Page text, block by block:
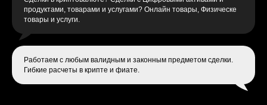
продуктами, товарами и услугами? Онлайн товары, Физическе
товары и услуги.
Работаем с любым валидным и законным предметом сделки.
Гибкие расчеты в крипте и фиате.